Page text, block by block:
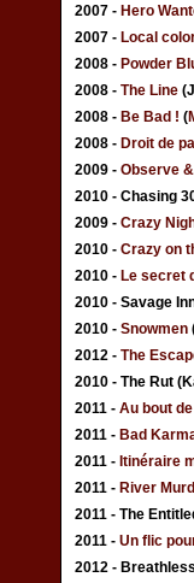
2007 - Hero
2007 - Local
2008 - Powder
2008 - The Line
2008 - Be Bad ! (
2008 - Droit de
2009 - Observe
2010 - Chasing
2009 - Crazy
2010 - Crazy on
2010 - Le secret
2010 - Savage
2010 - Snowmen
2012 - The
2010 - The Rut
2011 - Au bout
2011 - Bad
2011 - Itinéraire
2011 - River
2011 - The
2011 - Un flic
2012 -